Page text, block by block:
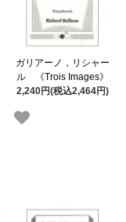
ガリアーノ，リシャー
ル 《Trois Images》
2,240円(税込2,464円)